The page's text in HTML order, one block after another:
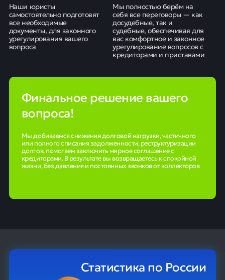
Наши юристы
самостоятельно подготовят
все необходимые
документы, для законного
урегулирования вашего
вопроса
Мы полностью берём на
себя все переговоры — как
досудебные, так и
судебные, обеспечивая для
вас комфортное и законное
урегулирование вопросов с
кредиторами и приставами
Финальное решение вашего
вопроса!
Мы добиваемся снижения долговой нагрузки, частичного
или полного списания задолженности, реструктуризации
долгов, помогаем заключить мирное соглашение с
кредиторами. В результате вы возвращаетесь к спокойной
жизни, без давления и постоянных звонков от коллекторов
Статистика по России